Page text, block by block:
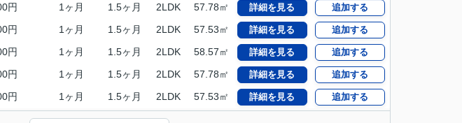
円 1ヶ月 1.5ヶ月 2LDK 57.78㎡ 詳細を見る 追加する
円 1ヶ月 1.5ヶ月 2LDK 57.53㎡ 詳細を見る 追加する
円 1ヶ月 1.5ヶ月 2LDK 58.57㎡ 詳細を見る 追加する
円 1ヶ月 1.5ヶ月 2LDK 57.78㎡ 詳細を見る 追加する
円 1ヶ月 1.5ヶ月 2LDK 57.53㎡ 詳細を見る 追加する